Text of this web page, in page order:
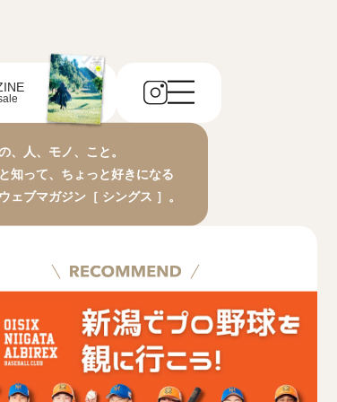
、人、モノ、こと。
知って、ちょっと好きになる
ェブマガジン［ シングス ］。